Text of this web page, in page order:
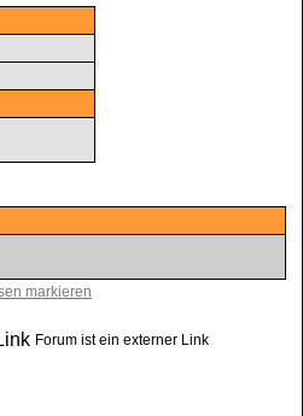
markieren
Forum ist ein externer Link